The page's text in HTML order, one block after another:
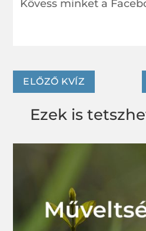
o
st g
Kövess minket a
ELŐZŐ KVÍZ
Ezek is